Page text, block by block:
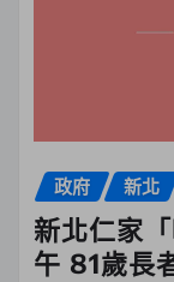
政府 新北
新北仁家
午 81歲長